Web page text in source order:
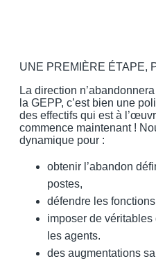
UNE PREMIÈRE ÉTAPE,
La direction
la GEPP, c’est bien une
des effectifs qui est à
commence maintenant !
dynamique pour :
obtenir l’abandon
postes,
défendre les
imposer de
les agents.
des augmentations